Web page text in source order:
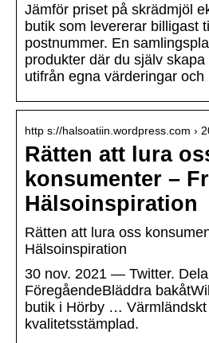
Jämför priset på skrädmjöl
butik som levererar billigast
postnummer. En
produkter där du själv
utifrån egna värderingar och
http s://halsoatiin.wordpress.com ›
Rätten att lura
konsumenter –
Hälsoinspiration
Rätten att lura oss
Hälsoinspiration
30 nov. 2021 — Twitter.
FöregåendeBläddra
butik i Hörby …
kvalitetsstämplad.